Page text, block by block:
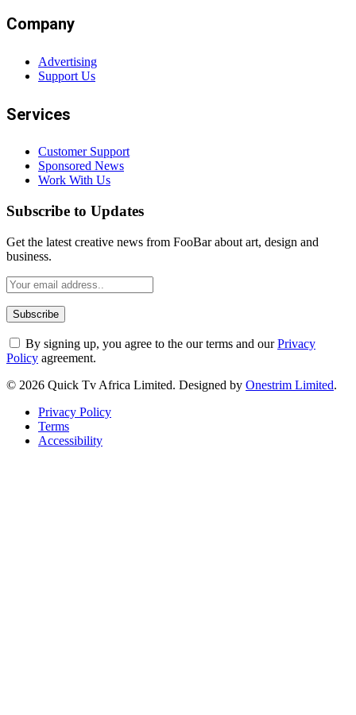
Company
Advertising
Support Us
Services
Customer Support
Sponsored News
Work With Us
Subscribe to Updates
Get the latest creative news from FooBar about art, design and
business.
By signing up, you agree to the our terms and ourPrivacy
Policy agreement.
© 2026 Quick Tv Africa Limited. Designed by Onestrim Limited.
Privacy Policy
Terms
Accessibility